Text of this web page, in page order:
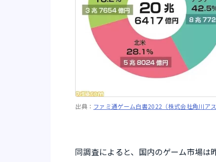
出典： ファミ通ゲーム白書2022（株式会社角川アス
同調査によると、国内のゲーム市場